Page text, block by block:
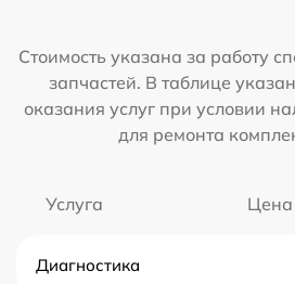
Стоимость указана за работу
запчастей. В таблице
оказания услуг при условии
для ремонта
Услуга Цена
Диагностика